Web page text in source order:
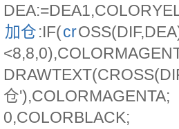
加仓:IF(cr
仓'),COLORMAGENTA;
0,COLORBLACK;